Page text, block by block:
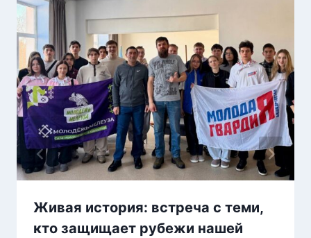
Живая история: встреча с теми,
кто защищает рубежи нашей